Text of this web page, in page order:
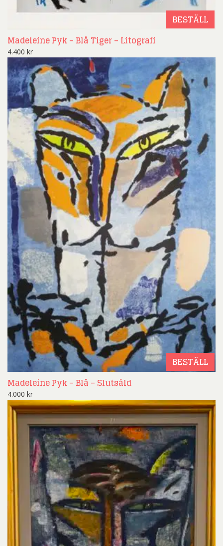
BESTÄLL
Madeleine Pyk – Blå Tiger – Litografi
4.400 kr
BESTÄLL
Madeleine Pyk – Blå – Slutsåld
4.000 kr